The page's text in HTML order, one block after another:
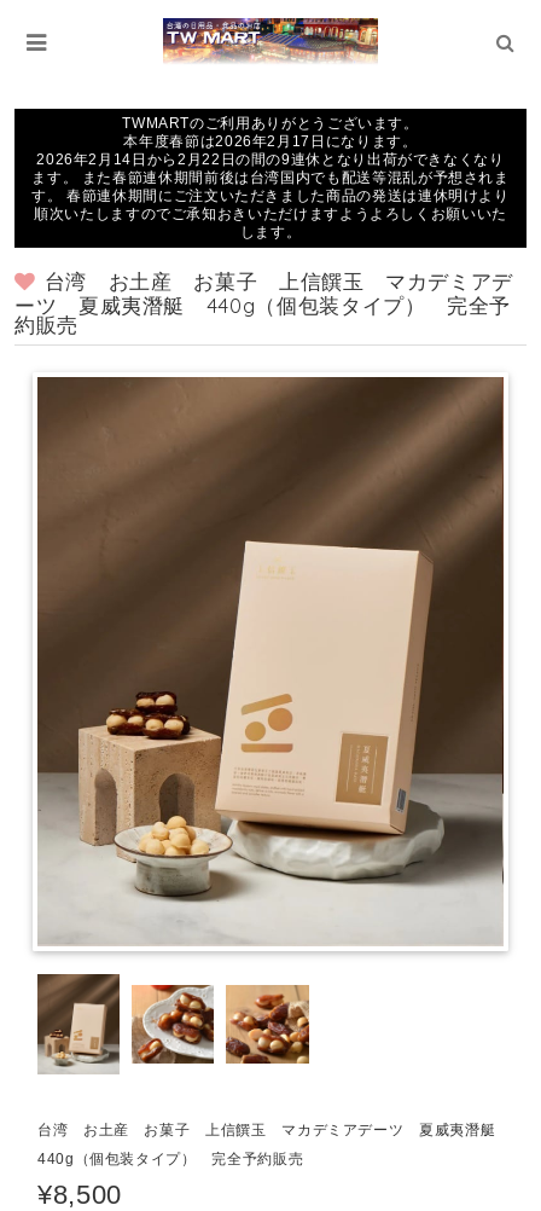
TWMARTのご利用ありがとうございます。
本年度春節は2026年2月17日になります。
2026年2月14日から2月22日の間の9連休となり出荷ができなくなり
ます。 また春節連休期間前後は台湾国内でも配送等混乱が予想されま
す。 春節連休期間にご注文いただきました商品の発送は連休明けより
順次いたしますのでご承知おきいただけますようよろしくお願いいた
します。
台湾 お土産 お菓子 上信饌玉 マカデミアデ
ーツ 夏威夷潛艇 440g（個包装タイプ） 完全予
約販売
台湾 お土産 お菓子 上信饌玉 マカデミアデーツ 夏威夷潛艇
440g（個包装タイプ） 完全予約販売
¥8,500